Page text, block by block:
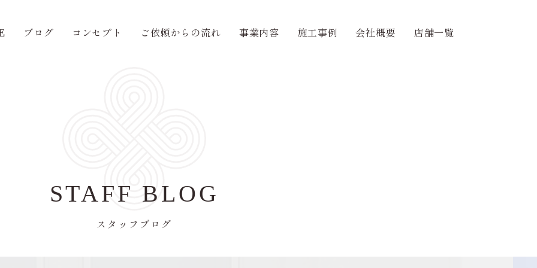
ブログ コンセプト ご依頼からの流れ 事業内容 施工事例 会社概要 店舗一覧
STAFF BLOG
スタッフブログ